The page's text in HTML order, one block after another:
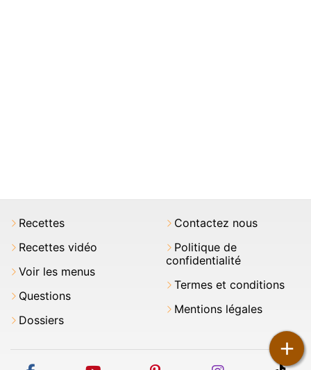
+
Recettes
Recettes vidéo
Voir les menus
Questions
Dossiers
Contactez nous
Politique de
confidentialité
Termes et conditions
Mentions légales